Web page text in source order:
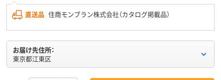
直送品 住商モンブラン株式会社（カタログ掲載品）
お届け先住所：
東京都江東区